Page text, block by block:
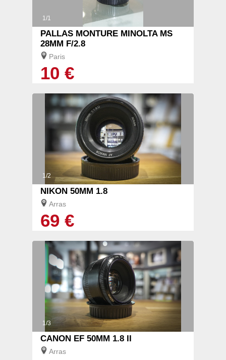
1/1
PALLAS MONTURE MINOLTA MS
28MM F/2.8
Paris
10 €
1/2
NIKON 50MM 1.8
Arras
69 €
1/3
CANON EF 50MM 1.8 II
Arras